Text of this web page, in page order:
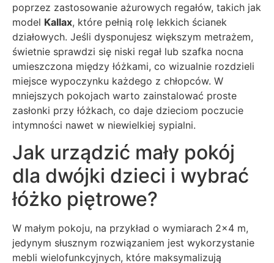
poprzez zastosowanie ażurowych regałów, takich jak
model Kallax, które pełnią rolę lekkich ścianek
działowych. Jeśli dysponujesz większym metrażem,
świetnie sprawdzi się niski regał lub szafka nocna
umieszczona między łóżkami, co wizualnie rozdzieli
miejsce wypoczynku każdego z chłopców. W
mniejszych pokojach warto zainstalować proste
zasłonki przy łóżkach, co daje dzieciom poczucie
intymności nawet w niewielkiej sypialni.
Jak urządzić mały pokój
dla dwójki dzieci i wybrać
łóżko piętrowe?
W małym pokoju, na przykład o wymiarach 2×4 m,
jedynym słusznym rozwiązaniem jest wykorzystanie
mebli wielofunkcyjnych, które maksymalizują